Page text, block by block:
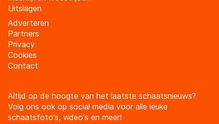
Uitslagen
Adverteren
Partners
Privacy
Cookies
Contact
Altijd op de hoogte van het laatste schaatsnieuws?
Volg ons ook op social media voor alle leuke
schaatsfoto's, video's en meer!